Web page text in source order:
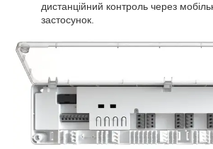
дистанційний контроль через
застосунок.